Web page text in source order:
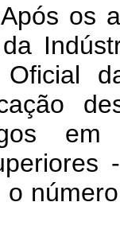
os
Oficial
em
o